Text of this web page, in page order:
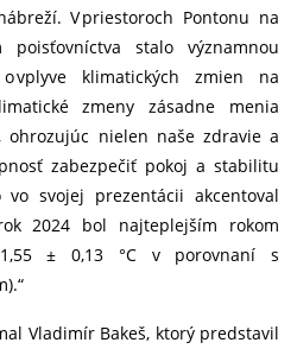
V priestoroch Pontonu na
stalo významnou
vplyve klimatických zmien na
zmeny zásadne menia
ohrozujúc nielen naše zdravie a
zabezpečiť pokoj a stabilitu
svojej prezentácii akcentoval
2024 bol najteplejším rokom
± 0,13 °C v porovnaní s
Vladimír Bakeš, ktorý predstavil